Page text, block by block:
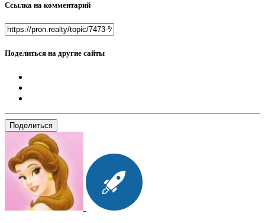
Ссылка на комментарий
Поделиться на другие сайты
Поделиться